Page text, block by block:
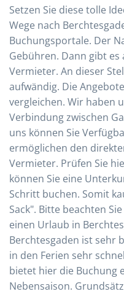
Setzen Sie diese tolle
Wege nach
Buchungsportale. Der
Gebühren. Dann gibt
Vermieter. An dieser
aufwändig. Die
vergleichen. Wir haben
Verbindung zwischen
uns können Sie
ermöglichen den
Vermieter. Prüfen Sie
können Sie eine
Schritt buchen. Somit
Sack". Bitte beachten
einen Urlaub in
Berchtesgaden ist sehr
in den Ferien sehr
bietet hier die Buchung
Nebensaison.